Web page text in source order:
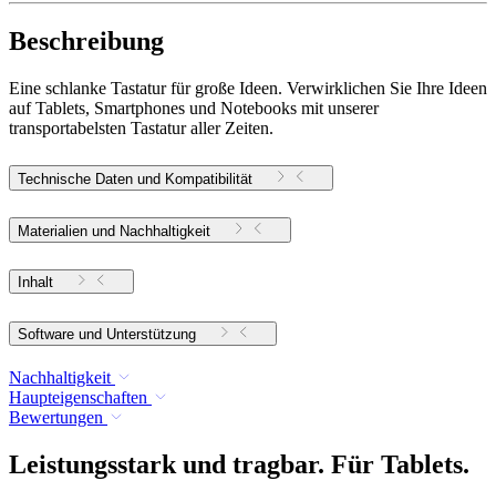
Beschreibung
Eine schlanke Tastatur für große Ideen. Verwirklichen Sie Ihre Ideen
auf Tablets, Smartphones und Notebooks mit unserer
transportabelsten Tastatur aller Zeiten.
Technische Daten und Kompatibilität
Materialien und Nachhaltigkeit
Inhalt
Software und Unterstützung
Nachhaltigkeit
Haupteigenschaften
Bewertungen
Leistungsstark und tragbar. Für Tablets.